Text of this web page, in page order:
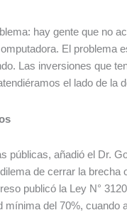
hay gente que no
El problema
Las inversiones que
el lado de la
públicas, añadió el Dr.
de cerrar la brecha
publicó la Ley N°
mínima del 70%, cuando